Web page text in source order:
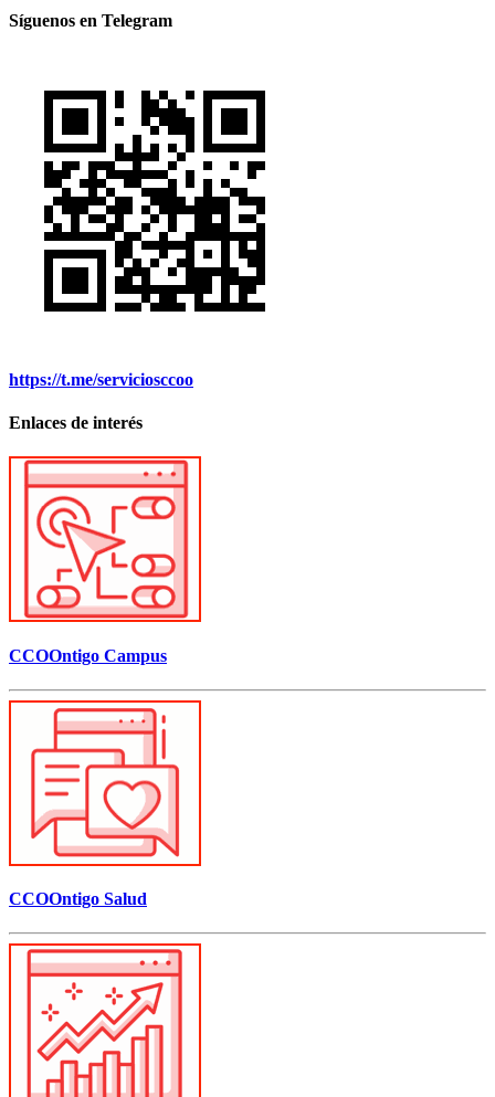
Síguenos en Telegram
https://t.me/serviciosccoo
Enlaces de interés
CCOOntigo Campus
CCOOntigo Salud